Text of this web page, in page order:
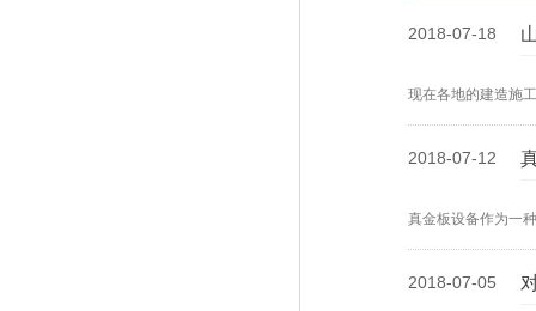
2018-07-18
现在各地的建造施
2018-07-12
真金板设备作为一
2018-07-05